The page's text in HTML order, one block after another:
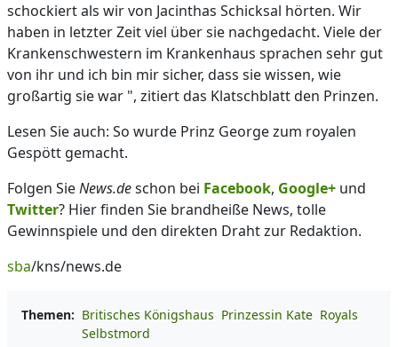
schockiert als wir von Jacinthas Schicksal hörten. Wir
haben in letzter Zeit viel über sie nachgedacht. Viele der
Krankenschwestern im Krankenhaus sprachen sehr gut
von ihr und ich bin mir sicher, dass sie wissen, wie
großartig sie war ", zitiert das Klatschblatt den Prinzen.
Lesen Sie auch: So wurde Prinz George zum royalen
Gespött gemacht.
Folgen SieNews.deschon bei Facebook, Google+ und
Twitter? Hier finden Sie brandheiße News, tolle
Gewinnspiele und den direkten Draht zur Redaktion.
sba/kns/news.de
Themen: Britisches Königshaus Prinzessin Kate Royals
Selbstmord